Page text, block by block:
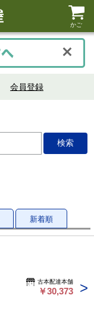
かご
会員登録
新着順
古本配達本舗
￥30,373